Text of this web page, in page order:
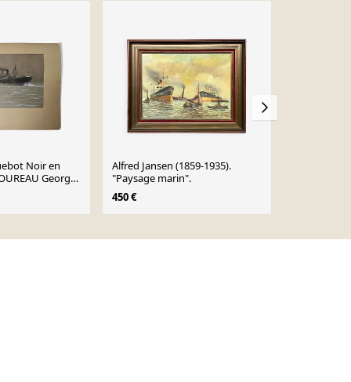
Noir en
Georges
Alfred Jansen (1859-1935).
"Paysage marin".
450 €